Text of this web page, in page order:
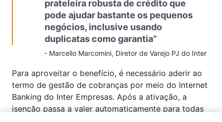
prateleira robusta de crédito que
pode ajudar bastante os pequenos
negócios, inclusive usando
duplicatas como garantia”
- Marcello Marcomini, Diretor de Varejo PJ do Inter
Para aproveitar o benefício, é necessário aderir ao
termo de gestão de cobranças por meio do Internet
Banking do Inter Empresas. Após a ativação, a
isenção passa a valer automaticamente para todas